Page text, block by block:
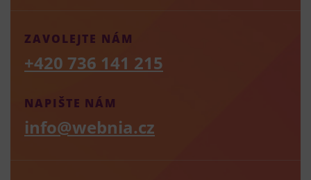
NAPIŠTE NÁM
info@webnia.cz
ZAVOLEJTE NÁM
+420 736 141 215